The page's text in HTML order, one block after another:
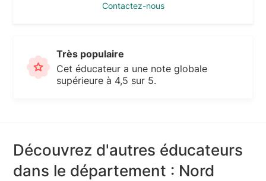
Contactez-nous
Très populaire
Cet éducateur a une note globale
supérieure à 4,5 sur 5.
Découvrez d'autres éducateurs
dans le département : Nord